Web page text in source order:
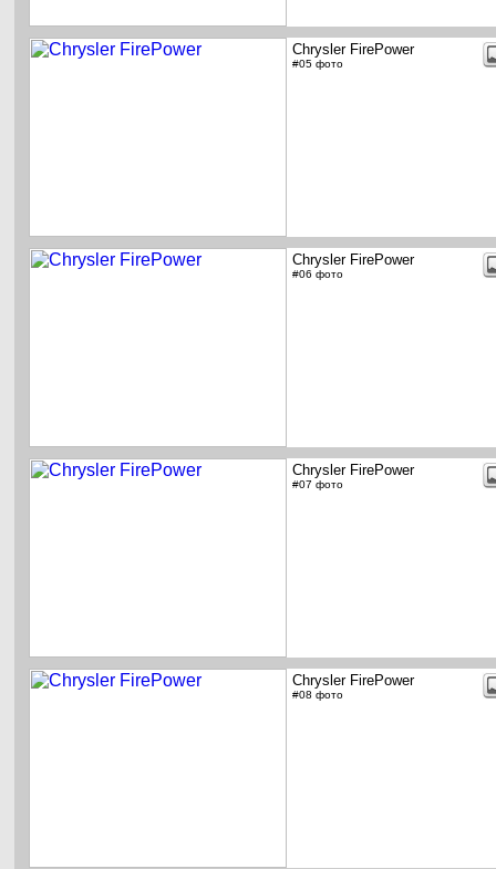
Chrysler FirePower
#05 фото
Chrysler FirePower
#06 фото
Chrysler FirePower
#07 фото
Chrysler FirePower
#08 фото